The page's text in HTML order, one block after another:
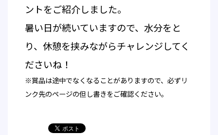
ントをご紹介しました。
暑い日が続いていますので、水分をと
り、休憩を挟みながらチャレンジしてく
ださいね！
※賞品は途中でなくなることがありますので、必ずリ
ンク先のページの但し書きをご確認ください。